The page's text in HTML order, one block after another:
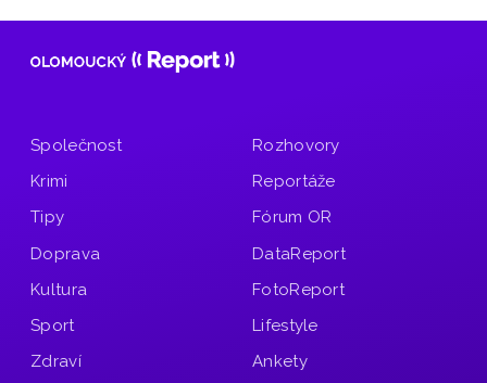
Společnost
Krimi
Tipy
Doprava
Kultura
Sport
Zdraví
Rozhovory
Reportáže
Fórum OR
DataReport
FotoReport
Lifestyle
Ankety